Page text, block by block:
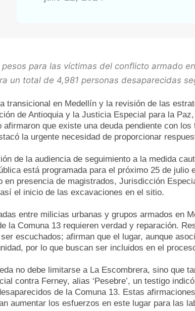
para las víctimas del conflicto armado
un total de 4,981 personas desaparecidas
transicional en Medellín y la revisión de las
de Antioquia y la Justicia Especial para la
que existe una deuda pendiente con
la urgente necesidad de proporcionar
de la audiencia de seguimiento a la medida
está programada para el próximo 25 de
en presencia de magistrados, Jurisdicción
el inicio de las excavaciones en el sitio.
entre milicias urbanas y grupos armados en
la Comuna 13 requieren verdad y reparación.
escuchados; afirman que el lugar, aunque
por lo que buscan ser incluidos en el
no debe limitarse a La Escombrera, sino que
contra Ferney, alias ‘Pesebre’, un testigo
de la Comuna 13. Estas
aumentar los esfuerzos en este lugar para las